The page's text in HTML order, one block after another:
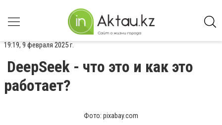
19:19, 9 февраля 2025 г.
DeepSeek - что это и как это
работает?
Фото: pixabay.com